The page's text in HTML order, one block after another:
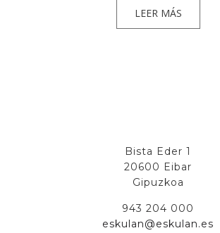
LEER MÁS
Bista Eder 1
20600 Eibar
Gipuzkoa
943 204 000
eskulan@eskulan.es